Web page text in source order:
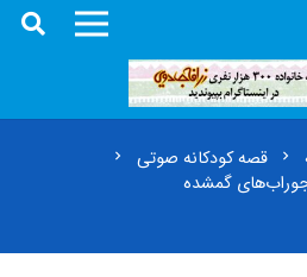
chevron_right قصه کودکانه صوتی chevron_right
گمشده